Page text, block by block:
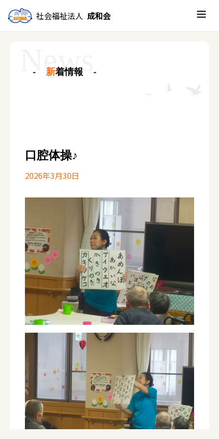
社会福祉法人 成和会
新着情報
口腔体操♪
2026年3月30日